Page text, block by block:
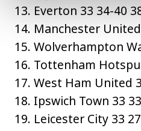
13. Everton 33 34-40
14. Manchester
15. Wolverhampton
16. Tottenham
17. West Ham United
18. Ipswich Town 33
19. Leicester City 33